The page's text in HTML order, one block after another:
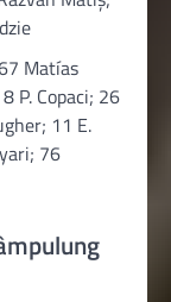
Matías
P. Copaci; 26
11 E.
76